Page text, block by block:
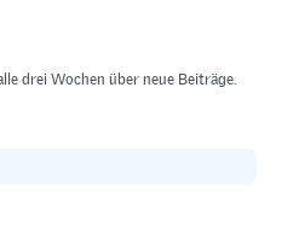
drei Wochen über neue Beiträge.